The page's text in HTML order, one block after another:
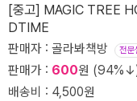
[중고] MAGIC TREE
DTIME
판매자 : 골라봐책방 전문
판매가 : 600원
배송비 : 4,500원